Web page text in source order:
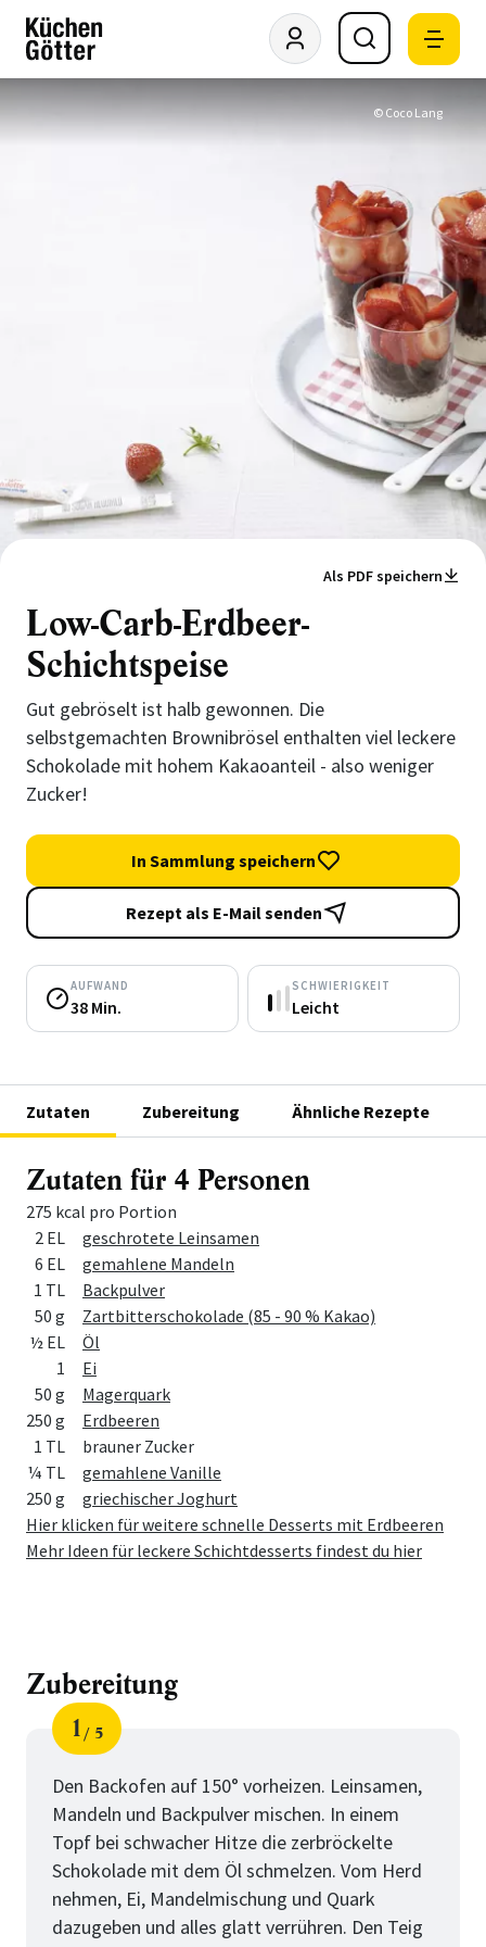
© Coco Lang
Als PDF speichern
Low-Carb-Erdbeer-
Schichtspeise
Gut gebröselt ist halb gewonnen. Die
selbstgemachten Brownibrösel enthalten viel leckere
Schokolade mit hohem Kakaoanteil - also weniger
Zucker!
In Sammlung speichern
Rezept als E-Mail senden
AUFWAND
38 Min.
SCHWIERIGKEIT
Leicht
Zutaten Zubereitung Ähnliche Rezepte
Zutaten für 4 Personen
275 kcal pro Portion
Menge
Zutat
2 EL
geschrotete Leinsamen
6 EL
gemahlene Mandeln
1 TL
Backpulver
50 g
Zartbitterschokolade (85 - 90 % Kakao)
½ EL
Öl
1
Ei
50 g
Magerquark
250 g
Erdbeeren
1 TL
brauner Zucker
¼ TL
gemahlene Vanille
250 g
griechischer Joghurt
Hier klicken für weitere schnelle Desserts mit Erdbeeren
Mehr Ideen für leckere Schichtdesserts findest du hier
Zubereitung
Schritt
1
von
5
Den Backofen auf 150° vorheizen. Leinsamen,
Mandeln und Backpulver mischen. In einem
Topf bei schwacher Hitze die zerbröckelte
Schokolade mit dem Öl schmelzen. Vom Herd
nehmen, Ei, Mandelmischung und Quark
dazugeben und alles glatt verrühren. Den Teig